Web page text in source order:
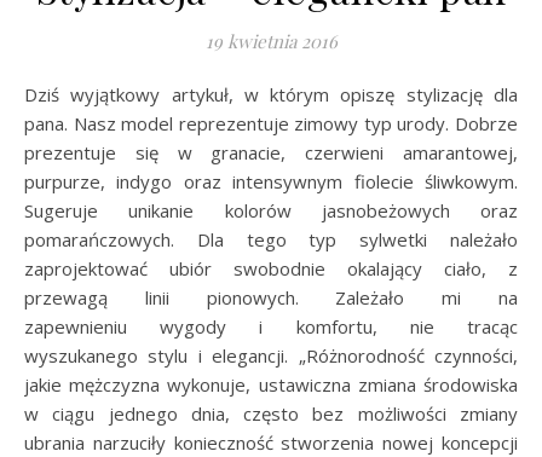
19 kwietnia 2016
Dziś wyjątkowy artykuł, w którym opiszę stylizację dla
pana. Nasz model reprezentuje zimowy typ urody. Dobrze
prezentuje się w granacie, czerwieni amarantowej,
purpurze, indygo oraz intensywnym fiolecie śliwkowym.
Sugeruje unikanie kolorów jasnobeżowych oraz
pomarańczowych. Dla tego typ sylwetki należało
zaprojektować ubiór swobodnie okalający ciało, z
przewagą linii pionowych. Zależało mi na
zapewnieniu wygody i komfortu, nie tracąc
wyszukanego stylu i elegancji. „Różnorodność czynności,
jakie mężczyzna wykonuje, ustawiczna zmiana środowiska
w ciągu jednego dnia, często bez możliwości zmiany
ubrania narzuciły konieczność stworzenia nowej koncepcji